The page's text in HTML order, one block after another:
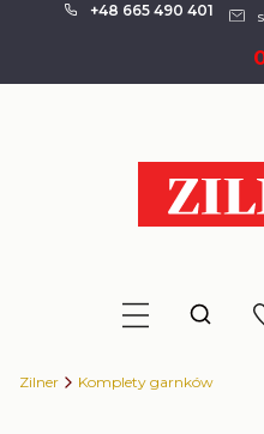
+48 665 490 401
Otwórz
Zilner Komplety garnków